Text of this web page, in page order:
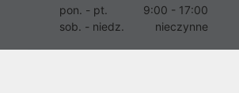
pon. - pt.
9:00 - 17:00
sob. - niedz.
nieczynne